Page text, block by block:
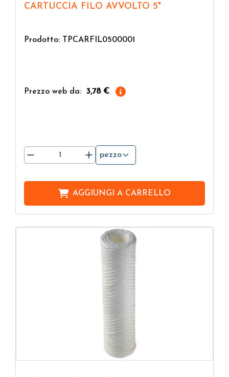
CARTUCCIA FILO AVVOLTO 5"
Prodotto: TPCARFIL0500001
Prezzo web da: 3,78 €
pezzo
AGGIUNGI A CARRELLO